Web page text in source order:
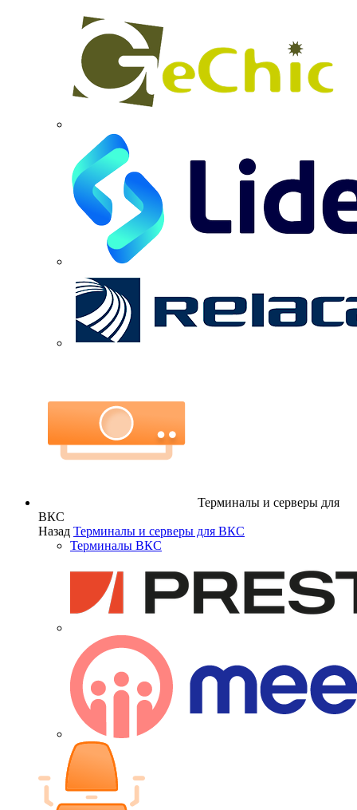
Терминалы и серверы для
ВКС
Назад Терминалы и серверы для ВКС
Терминалы ВКС